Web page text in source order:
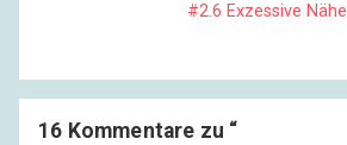
#2.6 Exzessive Nähe
16 Kommentare zu “